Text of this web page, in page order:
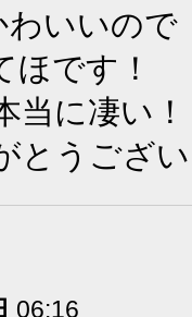
わいいので
ほです！
当に凄い！
とうござ
06:16